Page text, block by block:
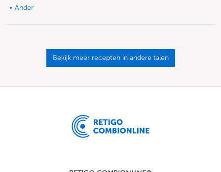
Ander
Bekijk meer recepten in andere talen